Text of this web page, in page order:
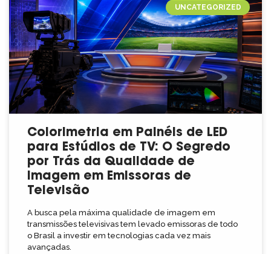
UNCATEGORIZED
Colorimetria em Painéis de LED
para Estúdios de TV: O Segredo
por Trás da Qualidade de
Imagem em Emissoras de
Televisão
A busca pela máxima qualidade de imagem em
transmissões televisivas tem levado emissoras de todo
o Brasil a investir em tecnologias cada vez mais
avançadas.